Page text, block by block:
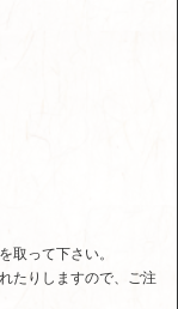
取って下さい。
たりしますので、ご注